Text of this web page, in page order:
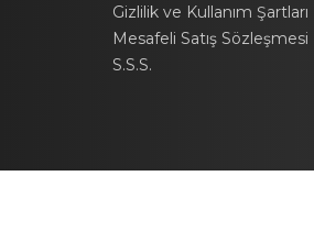
Gizlilik ve Kullanım Şartları
Mesafeli Satış Sözleşmesi
S.S.S.